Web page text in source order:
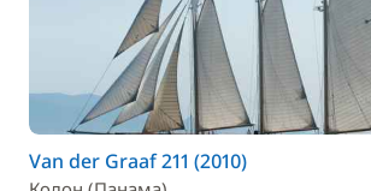
Van der Graaf 211 (2010)